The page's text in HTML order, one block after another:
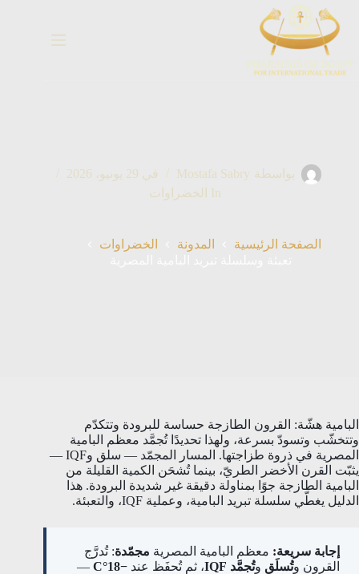
المحتوى
بواسطة Mostafa Sabry في 29 يونيو، 2026
In
الخضراوات
الصفحة الرئيسية المدونة
الخضراوات
البامية هشّة: القرون الطازجة حساسة للبرودة وتتكدّم
وتتخشّب وتسودّ بسرعة، ولهذا تحديدًا تُجمَّد معظم البامية
المصرية في ذروة طزاجتها. المسار المجمّد — سلق وIQF —
يثبّت القرن الأخضر الطريّ، بينما تُشحَن الكمية القليلة من
البامية الطازجة جوًا بمناولة دقيقة غير شديدة البرودة. هذا
الدليل يغطّي سلسلة تبريد البامية، وعملية IQF، والتعبئة.
إجابة سريعة: معظم البامية المصرية مجمّدة: تُدرَّج
القرون وتُسلَق وتُجمَّد IQF ، ثم تُحفَظ عند −18°C
—